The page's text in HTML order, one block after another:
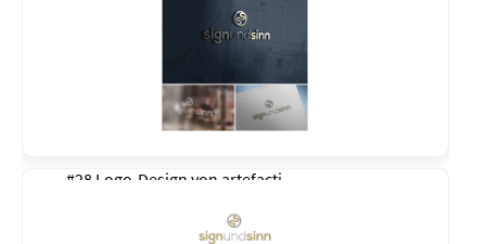
#28 Logo-Design von artefacti